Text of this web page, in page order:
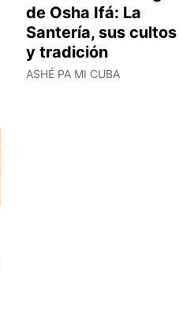
de Osha Ifá: La
Santería, sus cultos
y tradición
ASHÉ PA MI CUBA